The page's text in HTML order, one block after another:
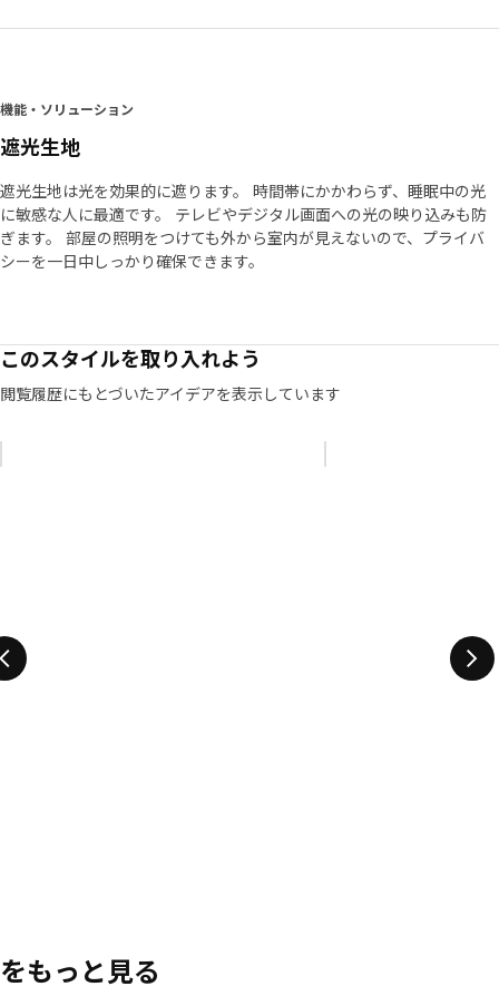
機能・ソリューション
遮光生地
遮光生地は光を効果的に遮ります。 時間帯にかかわらず、睡眠中の光
に敏感な人に最適です。 テレビやデジタル画面への光の映り込みも防
ぎます。 部屋の照明をつけても外から室内が見えないので、プライバ
シーを一日中しっかり確保できます。
このスタイルを取り入れよう
閲覧履歴にもとづいたアイデアを表示しています
をもっと見る